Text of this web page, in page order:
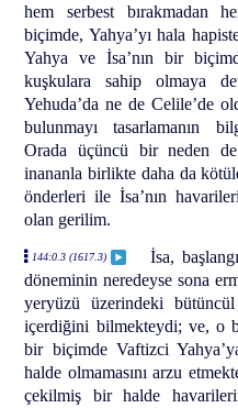
hem serbest bırakmadan
biçimde, Yahya’yı hala
Yahya ve İsa’nın bir
kuşkulara sahip olmaya
Yehuda’da ne de Celile’de
bulunmayı tasarlamanın
Orada üçüncü bir neden de
inananla birlikte daha da
önderleri ile İsa’nın
olan gerilim.
144:0.3 (1617.3)
İsa,
döneminin neredeyse sona
yeryüzü üzerindeki
içerdiğini bilmekteydi; ve, o
bir biçimde Vaftizci
halde olmamasını arzu
çekilmiş bir halde